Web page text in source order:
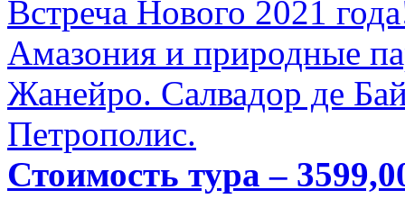
Встреча Нового 2021
Амазония и природные
Жанейро. Салвадор де
Петрополис.
Стоимость тура –